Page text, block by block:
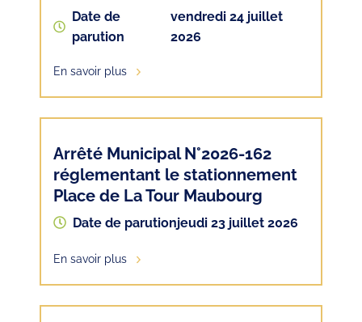
Date de
parution
vendredi 24 juillet
2026
En savoir plus
Arrêté Municipal N°2026-162
réglementant le stationnement
Place de La Tour Maubourg
Date de parutionjeudi 23 juillet 2026
En savoir plus